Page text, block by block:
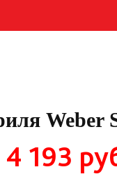
Weber
4 193